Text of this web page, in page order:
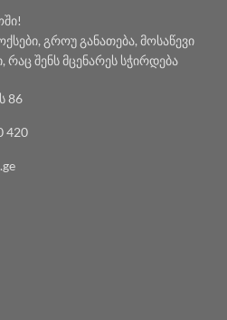
გროუ განათება, მოსაწევი
შენს მცენარეს სჭირდება
86
420